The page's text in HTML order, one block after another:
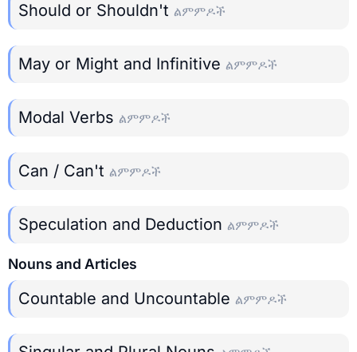
Should or Shouldn't ልምምዶች
May or Might and Infinitive ልምምዶች
Modal Verbs ልምምዶች
Can / Can't ልምምዶች
Speculation and Deduction ልምምዶች
Nouns and Articles
Countable and Uncountable ልምምዶች